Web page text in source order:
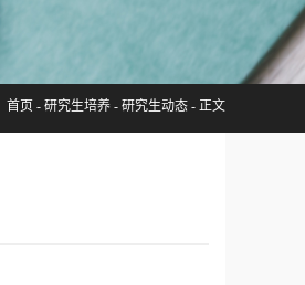
首页 - 研究生培养 - 研究生动态 - 正文